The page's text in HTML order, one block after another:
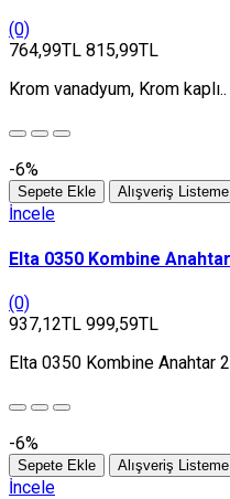
(0)
764,99TL 815,99TL
Krom vanadyum, Krom kaplı..
-6%
Sepete Ekle Alışveriş
İncele
Elta 0350 Kombine
(0)
937,12TL 999,59TL
Elta 0350 Kombine Anahtar
-6%
Sepete Ekle Alışveriş
İncele